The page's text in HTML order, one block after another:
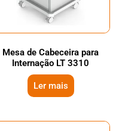
Mesa de Cabeceira para
Internação LT 3310
Ler mais